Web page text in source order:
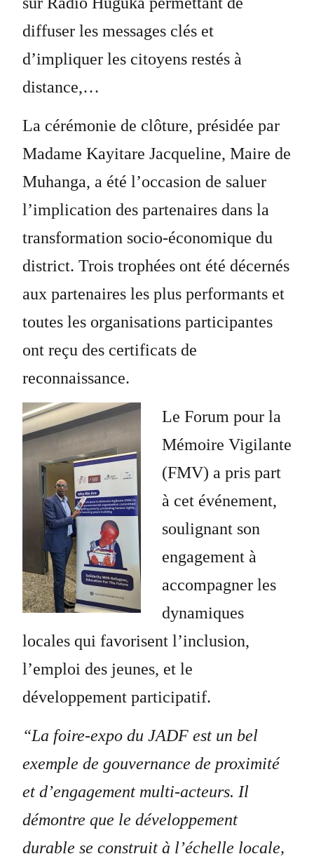
diffuser les messages clés et
d’impliquer les citoyens restés à
distance,…
La cérémonie de clôture, présidée par
Madame Kayitare Jacqueline, Maire de
Muhanga, a été l’occasion de saluer
l’implication des partenaires dans la
transformation socio-économique du
district. Trois trophées ont été décernés
aux partenaires les plus performants et
toutes les organisations participantes
ont reçu des certificats de
reconnaissance.
Le Forum pour la
Mémoire Vigilante
(FMV) a pris part
à cet événement,
soulignant son
engagement à
accompagner les
dynamiques
locales qui favorisent l’inclusion,
l’emploi des jeunes, et le
développement participatif.
“La foire-expo du JADF est un bel
exemple de gouvernance de proximité
et d’engagement multi-acteurs. Il
démontre que le développement
durable se construit à l’échelle locale,